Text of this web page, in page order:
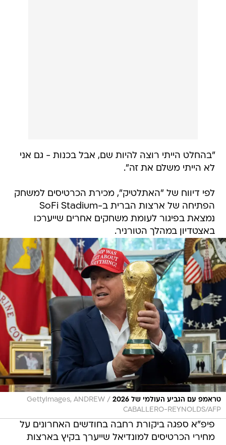
"בהחלט הייתי רוצה להיות שם, אבל בכנות - גם אני
לא הייתי משלם את זה".
לפי דיווח של "האתלטיק", מכירת הכרטיסים למשחק
הפתיחה של ארצות הברית ב-SoFi Stadium
נמצאת בפיגור לעומת משחקים אחרים שייערכו
באצטדיון במהלך הטורניר.
טראמפ עם הגביע העולמי של 2026 /
GettyImages, ANDREW
CABALLERO-REYNOLDS/AFP
פיפ"א ספגה ביקורת רחבה בחודשים האחרונים על
מחירי הכרטיסים למונדיאל שייערך בקיץ בארצות